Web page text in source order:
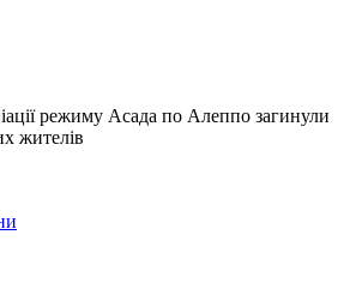
режиму Асада по Алеппо загинули
жителів